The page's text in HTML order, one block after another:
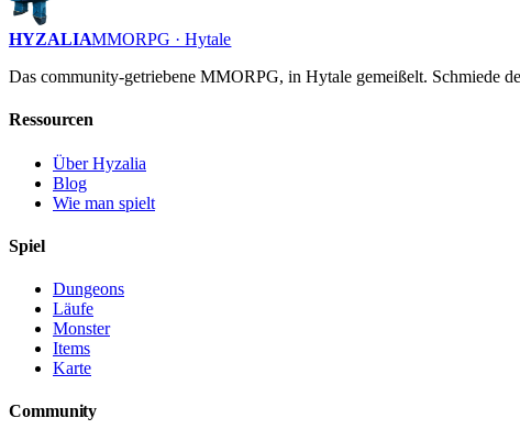
HYZALIAMMORPG · Hytale
Das community-getriebene MMORPG, in Hytale gemeißelt. Schmiede
Ressourcen
Über Hyzalia
Blog
Wie man spielt
Spiel
Dungeons
Läufe
Monster
Items
Karte
Community